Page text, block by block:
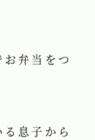
弁当をつ
息子から